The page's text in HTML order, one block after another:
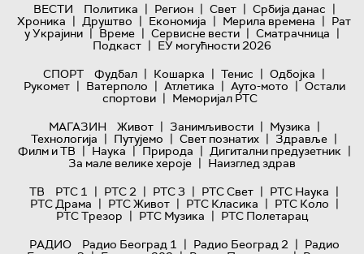
ВЕСТИ Политика | Регион | Свет | Србија данас |
Хроника | Друштво | Економија | Мерила времена | Рат
у Украјини | Време | Сервисне вести | Сматрачница |
Подкаст | ЕУ могућности 2026
СПОРТ
Фудбал | Кошарка | Тенис | Одбојка |
Рукомет | Ватерполо | Атлетика | Ауто-мото | Остали
спортови | Меморијал РТС
МАГАЗИН
Живот | Занимљивости | Музика |
Технологијa | Путујемо | Свет познатих | Здравље |
Филм и ТВ | Наука | Природа | Дигитални предузетник |
За мале велике хероје | Наизглед здрав
ТВ
РТС 1 | РТС 2 | РТС 3 | РТС Свет | РТС Наука |
РТС Драма | РТС Живот | РТС Класика | РТС Коло |
РТС Трезор | РТС Музика | РТС Полетарац
РАДИО
Радио Београд 1 | Радио Београд 2 | Радио